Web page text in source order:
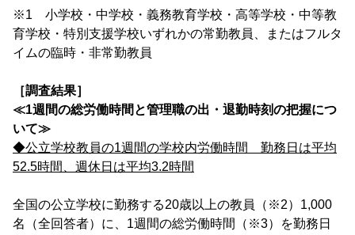
※1 小学校・中学校・義務教育学校・高等学校・中等教
育学校・特別支援学校いずれかの常勤教員、またはフルタ
イムの臨時・非常勤教員
［調査結果］
≪1週間の総労働時間と管理職の出・退勤時刻の把握につ
いて≫
◆公立学校教員の1週間の学校内労働時間 勤務日は平均
52.5時間、週休日は平均3.2時間
全国の公立学校に勤務する20歳以上の教員（※2）1,000
名（全回答者）に、1週間の総労働時間（※3）を勤務日